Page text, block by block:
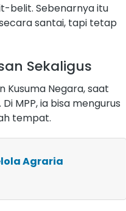
belit. Sebenarnya itu
santai, tapi tetap
Sekaligus
Kusuma Negara, saat
MPP, ia bisa mengurus
tempat.
Agraria